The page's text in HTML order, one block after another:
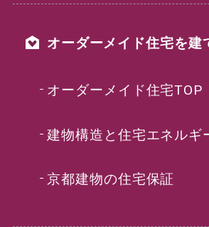
オーダーメイド住宅を建
オーダーメイド住宅TOP
建物構造と住宅エネルギ
京都建物の住宅保証